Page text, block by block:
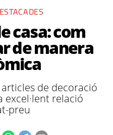
casa: com
de manera
de decoració
relació
preu